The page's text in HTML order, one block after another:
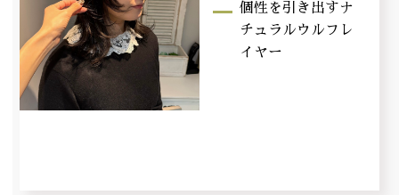
個性を引き出すナ
チュラルウルフレ
イヤー